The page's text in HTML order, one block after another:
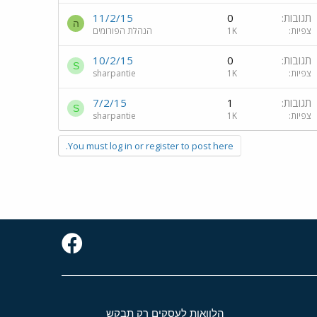
תגובות 0
צפיות 1K
11/2/15
הנהלת הפורומים
ה
תגובות 0
צפיות 1K
10/2/15
sharpantie
S
תגובות 1
צפיות 1K
7/2/15
sharpantie
S
You must log in or register to post here.
הלוואות לעסקים רק תבקש